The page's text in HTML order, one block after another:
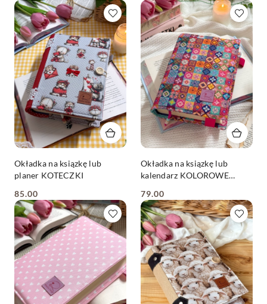
Okładka na ksiązkę lub
planer KOTECZKI
Cena:
85.00
Okładka na ksiązkę lub
kalendarz KOLOROWE
Cena:
79.00